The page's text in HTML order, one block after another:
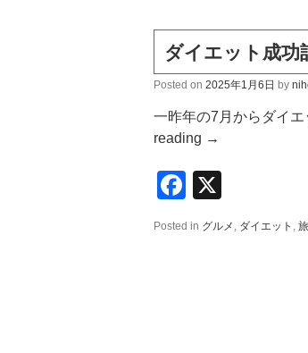
ダイエット成功
Posted on 2025年1月6日 by
一昨年の7月からダイ
reading →
Facebook
Posted in グルメ , ダイエット ,